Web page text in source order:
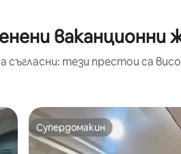
съгласни: тези престои са
Супердомакин
Супердомакин